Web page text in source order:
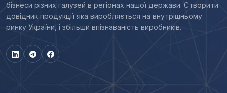
бізнеси різних галузей в регіонах нашої держави. Створити
довідник продукції яка виробляється на внутрішньому
ринку України, і збільши впізнаваність виробників.